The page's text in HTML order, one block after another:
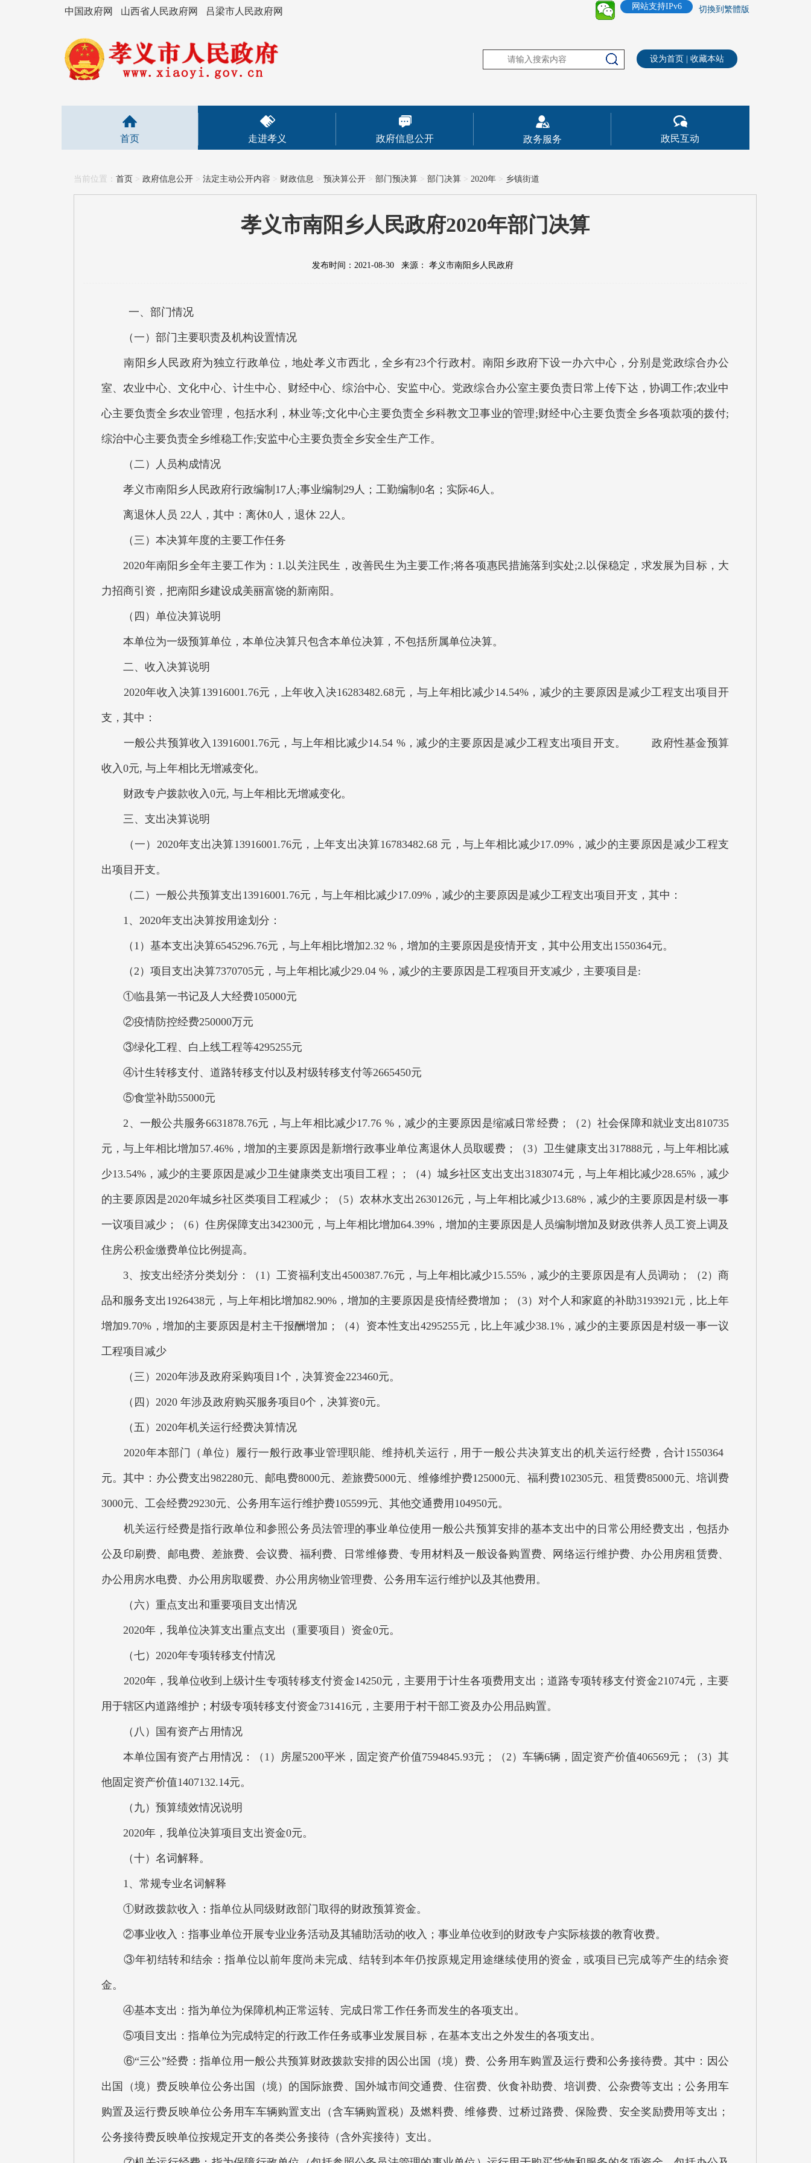
中国政府网 山西省人民政府网 吕梁市人民政府网 切換到繁體版
网站支持IPv6
设为首页 收藏本站
首页 走进孝义 政府信息公开 政务服务 政民互动
当前位置： 首页 > 政府信息公开 > 法定主动公开内容 > 财政信息 > 预决算公开 > 部门预决算 > 部门决算 > 2020年 > 乡镇街道
孝义市南阳乡人民政府2020年部门决算
发布时间：2021-08-30 来源： 孝义市南阳乡人民政府
一、部门情况
（一）部门主要职责及机构设置情况
南阳乡人民政府为独立行政单位，地处孝义市西北，全乡有23个行政村。南阳乡政府下设一办六中心，分别是党政综合办公
室、农业中心、文化中心、计生中心、财经中心、综治中心、安监中心。党政综合办公室主要负责日常上传下达，协调工作;农业中
心主要负责全乡农业管理，包括水利，林业等;文化中心主要负责全乡科教文卫事业的管理;财经中心主要负责全乡各项款项的拨付;
综治中心主要负责全乡维稳工作;安监中心主要负责全乡安全生产工作。
（二）人员构成情况
孝义市南阳乡人民政府行政编制17人;事业编制29人；工勤编制0名；实际46人。
离退休人员 22人，其中：离休0人，退休 22人。
（三）本决算年度的主要工作任务
2020年南阳乡全年主要工作为：1.以关注民生，改善民生为主要工作;将各项惠民措施落到实处;2.以保稳定，求发展为目标，大
力招商引资，把南阳乡建设成美丽富饶的新南阳。
（四）单位决算说明
本单位为一级预算单位，本单位决算只包含本单位决算，不包括所属单位决算。
二、收入决算说明
2020年收入决算13916001.76元，上年收入决16283482.68元，与上年相比减少14.54%，减少的主要原因是减少工程支出项目开
支，其中：
一般公共预算收入13916001.76元，与上年相比减少14.54 %，减少的主要原因是减少工程支出项目开支。 政府性基金预算
收入0元, 与上年相比无增减变化。
财政专户拨款收入0元, 与上年相比无增减变化。
三、支出决算说明
（一）2020年支出决算13916001.76元，上年支出决算16783482.68 元，与上年相比减少17.09%，减少的主要原因是减少工程支
出项目开支。
（二）一般公共预算支出13916001.76元，与上年相比减少17.09%，减少的主要原因是减少工程支出项目开支，其中：
1、2020年支出决算按用途划分：
（1）基本支出决算6545296.76元，与上年相比增加2.32 %，增加的主要原因是疫情开支，其中公用支出1550364元。
（2）项目支出决算7370705元，与上年相比减少29.04 %，减少的主要原因是工程项目开支减少，主要项目是:
①临县第一书记及人大经费105000元
②疫情防控经费250000万元
③绿化工程、白上线工程等4295255元
④计生转移支付、道路转移支付以及村级转移支付等2665450元
⑤食堂补助55000元
2、一般公共服务6631878.76元，与上年相比减少17.76 %，减少的主要原因是缩减日常经费；（2）社会保障和就业支出810735
元，与上年相比增加57.46%，增加的主要原因是新增行政事业单位离退休人员取暖费；（3）卫生健康支出317888元，与上年相比减
少13.54%，减少的主要原因是减少卫生健康类支出项目工程；；（4）城乡社区支出支出3183074元，与上年相比减少28.65%，减少
的主要原因是2020年城乡社区类项目工程减少；（5）农林水支出2630126元，与上年相比减少13.68%，减少的主要原因是村级一事
一议项目减少；（6）住房保障支出342300元，与上年相比增加64.39%，增加的主要原因是人员编制增加及财政供养人员工资上调及
住房公积金缴费单位比例提高。
3、按支出经济分类划分：（1）工资福利支出4500387.76元，与上年相比减少15.55%，减少的主要原因是有人员调动；（2）商
品和服务支出1926438元，与上年相比增加82.90%，增加的主要原因是疫情经费增加；（3）对个人和家庭的补助3193921元，比上年
增加9.70%，增加的主要原因是村主干报酬增加；（4）资本性支出4295255元，比上年减少38.1%，减少的主要原因是村级一事一议
工程项目减少
（三）2020年涉及政府采购项目1个，决算资金223460元。
（四）2020 年涉及政府购买服务项目0个，决算资0元。
（五）2020年机关运行经费决算情况
2020年本部门（单位）履行一般行政事业管理职能、维持机关运行，用于一般公共决算支出的机关运行经费，合计1550364
元。其中：办公费支出982280元、邮电费8000元、差旅费5000元、维修维护费125000元、福利费102305元、租赁费85000元、培训费
3000元、工会经费29230元、公务用车运行维护费105599元、其他交通费用104950元。
机关运行经费是指行政单位和参照公务员法管理的事业单位使用一般公共预算安排的基本支出中的日常公用经费支出，包括办
公及印刷费、邮电费、差旅费、会议费、福利费、日常维修费、专用材料及一般设备购置费、网络运行维护费、办公用房租赁费、
办公用房水电费、办公用房取暖费、办公用房物业管理费、公务用车运行维护以及其他费用。
（六）重点支出和重要项目支出情况
2020年，我单位决算支出重点支出（重要项目）资金0元。
（七）2020年专项转移支付情况
2020年，我单位收到上级计生专项转移支付资金14250元，主要用于计生各项费用支出；道路专项转移支付资金21074元，主要
用于辖区内道路维护；村级专项转移支付资金731416元，主要用于村干部工资及办公用品购置。
（八）国有资产占用情况
本单位国有资产占用情况：（1）房屋5200平米，固定资产价值7594845.93元；（2）车辆6辆，固定资产价值406569元；（3）其
他固定资产价值1407132.14元。
（九）预算绩效情况说明
2020年，我单位决算项目支出资金0元。
（十）名词解释。
1、常规专业名词解释
①财政拨款收入：指单位从同级财政部门取得的财政预算资金。
②事业收入：指事业单位开展专业业务活动及其辅助活动的收入；事业单位收到的财政专户实际核拨的教育收费。
③年初结转和结余：指单位以前年度尚未完成、结转到本年仍按原规定用途继续使用的资金，或项目已完成等产生的结余资
金。
④基本支出：指为单位为保障机构正常运转、完成日常工作任务而发生的各项支出。
⑤项目支出：指单位为完成特定的行政工作任务或事业发展目标，在基本支出之外发生的各项支出。
⑥“三公”经费：指单位用一般公共预算财政拨款安排的因公出国（境）费、公务用车购置及运行费和公务接待费。其中：因公
出国（境）费反映单位公务出国（境）的国际旅费、国外城市间交通费、住宿费、伙食补助费、培训费、公杂费等支出；公务用车
购置及运行费反映单位公务用车车辆购置支出（含车辆购置税）及燃料费、维修费、过桥过路费、保险费、安全奖励费用等支出；
公务接待费反映单位按规定开支的各类公务接待（含外宾接待）支出。